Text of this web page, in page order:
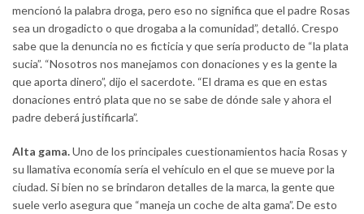
mencionó la palabra droga, pero eso no significa que el padre Rosas
sea un drogadicto o que drogaba a la comunidad”, detalló. Crespo
sabe que la denuncia no es ficticia y que sería producto de “la plata
sucia”. “Nosotros nos manejamos con donaciones y es la gente la
que aporta dinero”, dijo el sacerdote. “El drama es que en estas
donaciones entró plata que no se sabe de dónde sale y ahora el
padre deberá justificarla”.
Alta gama.Uno de los principales cuestionamientos hacia Rosas y
su llamativa economía sería el vehículo en el que se mueve por la
ciudad. Si bien no se brindaron detalles de la marca, la gente que
suele verlo asegura que “maneja un coche de alta gama”. De esto